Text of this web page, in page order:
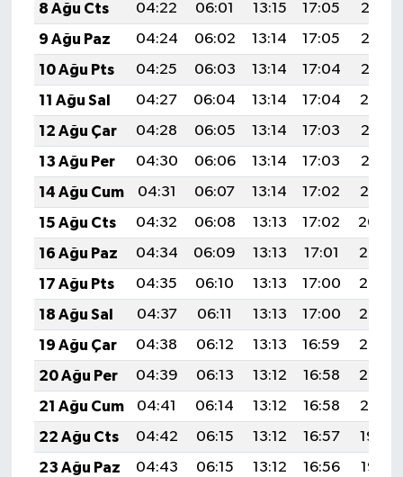
8 Ağu Cts
04:22 06:01 13:15 17:05
20:18
9 Ağu Paz
04:24 06:02 13:14 17:05
20:17
10 Ağu Pts
04:25 06:03 13:14 17:04
20:16
11 Ağu Sal
04:27 06:04 13:14 17:04
20:14
12 Ağu Çar
04:28 06:05 13:14 17:03
20:13
13 Ağu Per
04:30 06:06 13:14 17:03
20:12
14 Ağu Cum
04:31 06:07 13:14 17:02
20:10
15 Ağu Cts
04:32 06:08 13:13 17:02
20:09
16 Ağu Paz
04:34 06:09 13:13 17:01
20:08
17 Ağu Pts
04:35 06:10 13:13 17:00
20:06
18 Ağu Sal
04:37 06:11 13:13 17:00
20:05
19 Ağu Çar
04:38 06:12 13:13 16:59
20:03
20 Ağu Per
04:39 06:13 13:12 16:58
20:02
21 Ağu Cum
04:41 06:14 13:12 16:58
20:01
22 Ağu Cts
04:42 06:15 13:12 16:57
19:59
23 Ağu Paz
04:43 06:15 13:12 16:56
19:58